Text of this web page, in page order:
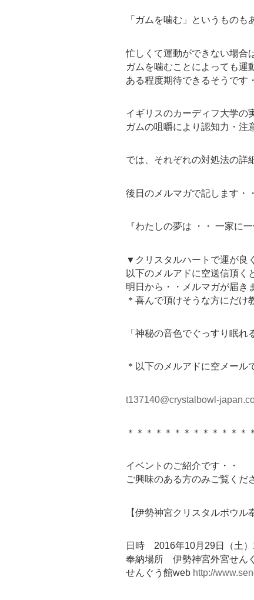
「ガムを噛む」というものも
忙しくて運動ができない場合
ガムを噛むことによっても運
ある程度期待できるそうです
イギリスのカーディフ大学の
ガムの咀嚼により認知力・注
では、それぞれの対処法の詳
後日のメルマガで記します・・
『わたしの夢は ・・ 一家に
▼クリスタルハートで運が良
以下のメルアドに空送信頂く
明日から・・メルマガが届き
＊喜んで頂けそうな方にだけ
「神秘の音色でぐっすり眠れ
＊以下のメルアドに空メール
t137140@crystalbowl-
＊＊＊＊＊＊＊＊＊＊＊＊＊
イベントのご紹介です・・
ご興味のある方のみご覧くだ
【伊勢神宮クリスタルボウル
日時 2016年10月29日（土
奉納場所 伊勢神宮外宮せん
せんぐう館web http://